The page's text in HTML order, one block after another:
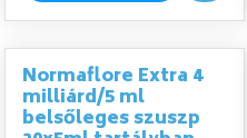
Normaflore Extra 4
milliárd/5 ml
belsőleges szuszp